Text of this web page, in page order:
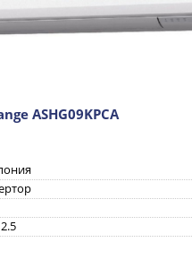
ASHG09KPCA